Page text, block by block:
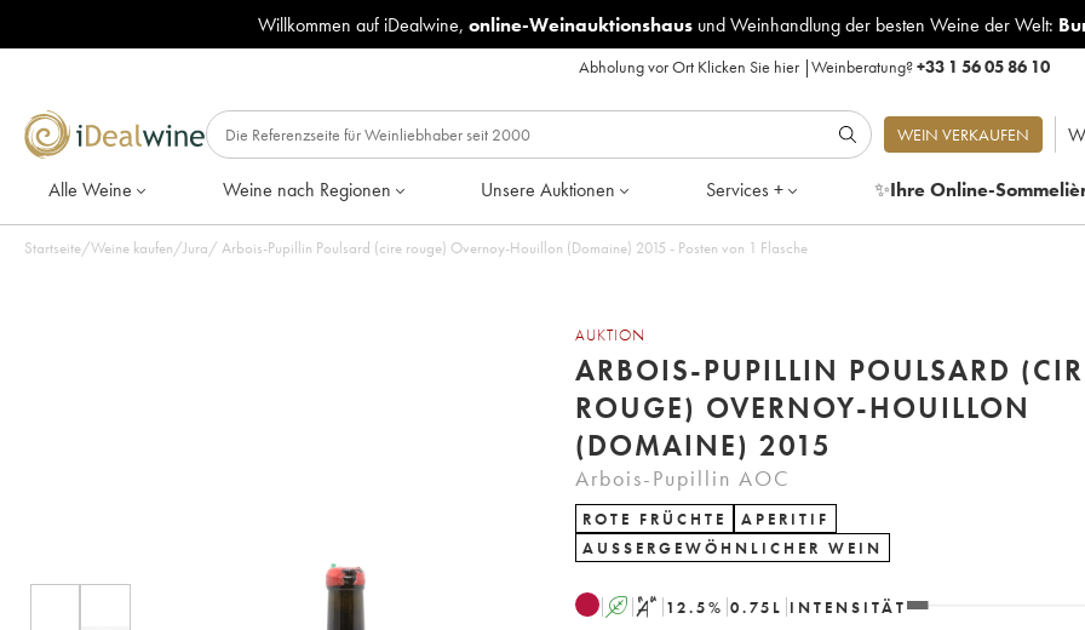
Willkommen auf iDealwine, online-Weinauktionshausund Weinhandlung der besten Weine der Welt:
Abholung vor Ort Klicken Sie hier|Weinberatung?+33 1 56 05 86 10
WEIN VERKAUFEN
Alle Weine Weine nach Regionen Unsere Auktionen Services + ✨Ihre Online-
Startseite/Weine kaufen/Jura/ Arbois-Pupillin Poulsard (cire rouge) Overnoy-Houillon (Domaine) 2015 - Posten von 1 Flasche
AUKTION
ARBOIS-PUPILLIN POULSARD
ROUGE) OVERNOY-HOUILLON
(DOMAINE) 2015
Arbois-Pupillin AOC
ROTE FRÜCHTE
APERITIF
AUSSERGEWÖHNLICHER WEIN
A S 12.5% 0.75 L INTENSITÄT